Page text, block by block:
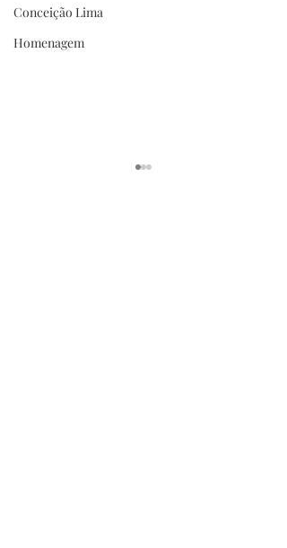
Conceição Lima
Homenagem